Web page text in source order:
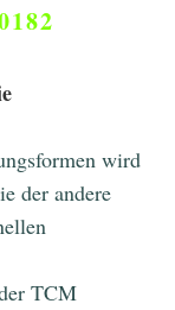
wird
der andere
TCM